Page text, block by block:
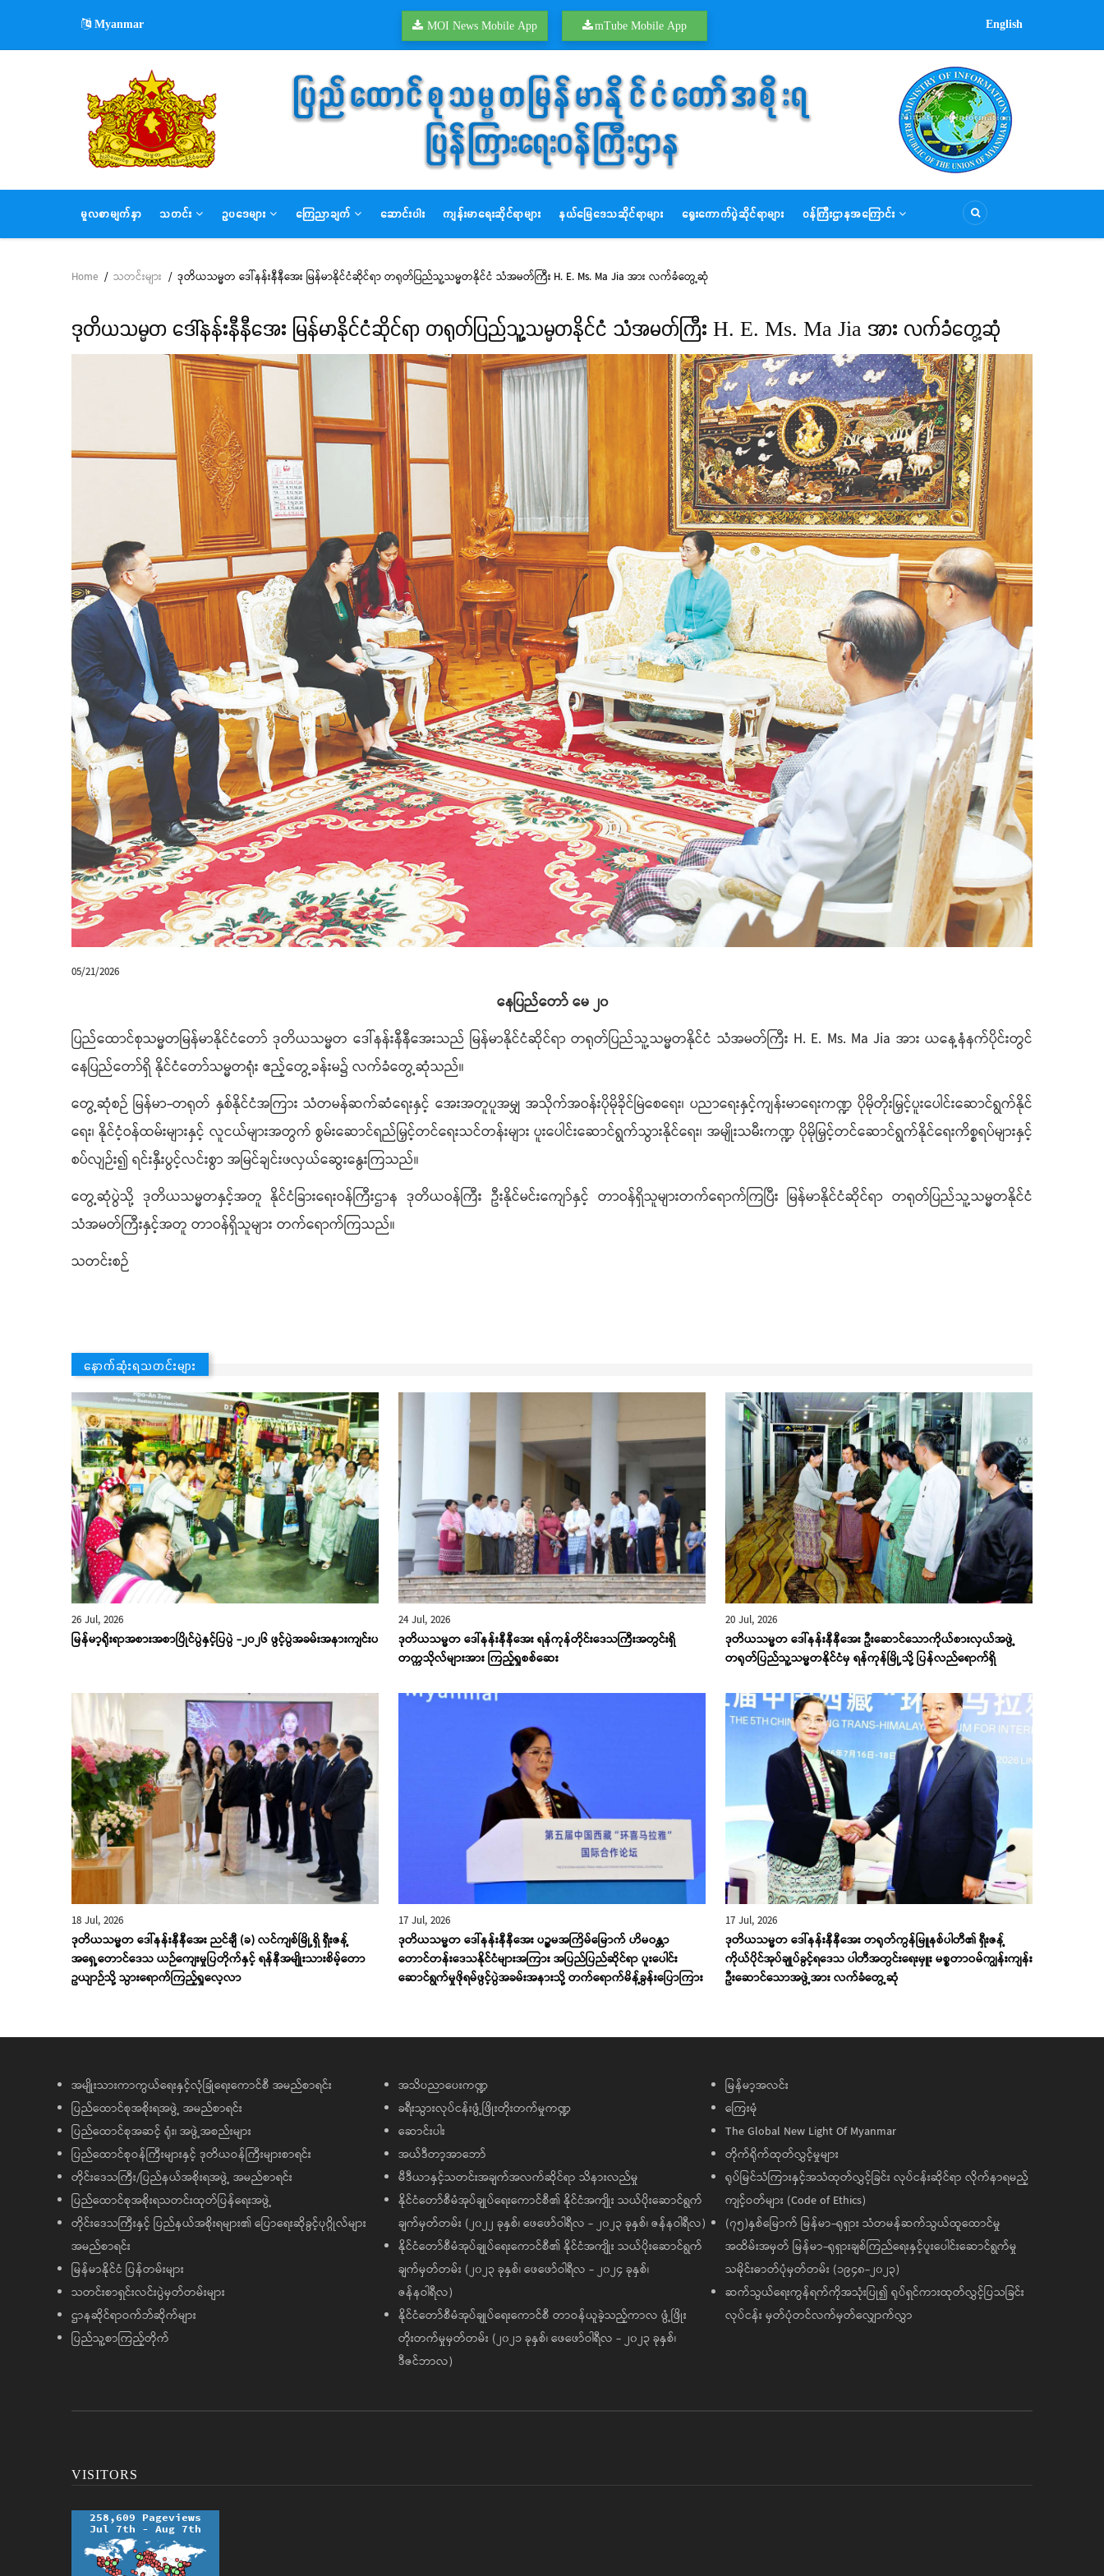
main
Myanmar MOI News Mobile App mTube Mobile App English
MAIN
NAVIGATION
မူလစာမျက်နှာ သတင်း ဥပဒေများ ကြေညာချက် ဆောင်းပါး ကျန်းမာရေးဆိုင်ရာများ နယ်မြေဒေသဆိုင်ရာများ ရွေးကောက်ပွဲဆိုင်ရာများ ဝန်ကြီးဌာနအကြောင်း
Breadcrumb
Home / သတင်းများ / ဒုတိယသမ္မတ ဒေါ်နန်းနီနီအေး မြန်မာနိုင်ငံဆိုင်ရာ တရုတ်ပြည်သူ့သမ္မတနိုင်ငံ သံအမတ်ကြီး H. E. Ms. Ma Jia အား လက်ခံတွေ့ဆုံ
ဒုတိယသမ္မတ ဒေါ်နန်းနီနီအေး မြန်မာနိုင်ငံဆိုင်ရာ တရုတ်ပြည်သူ့သမ္မတနိုင်ငံ သံအမတ်ကြီး H. E. Ms. Ma Jia အား လက်ခံတွေ့ဆုံ
05/21/2026
နေပြည်တော် မေ ၂၀
ပြည်ထောင်စုသမ္မတမြန်မာနိုင်ငံတော် ဒုတိယသမ္မတ ဒေါ်နန်းနီနီအေးသည် မြန်မာနိုင်ငံဆိုင်ရာ တရုတ်ပြည်သူ့သမ္မတနိုင်ငံ သံအမတ်ကြီး H. E. Ms. Ma Jia အား ယနေ့နံနက်ပိုင်းတွင်
နေပြည်တော်ရှိ နိုင်ငံတော်သမ္မတရုံး ဧည့်တွေ့ခန်းမ၌ လက်ခံတွေ့ဆုံသည်။
တွေ့ဆုံစဉ် မြန်မာ-တရုတ် နှစ်နိုင်ငံအကြား သံတမန်ဆက်ဆံရေးနှင့် အေးအတူပူအမျှ အသိုက်အဝန်းပိုမိုခိုင်မြဲစေရေး၊ ပညာရေးနှင့်ကျန်းမာရေးကဏ္ဍ ပိုမိုတိုးမြှင့်ပူးပေါင်းဆောင်ရွက်နိုင်
ရေး၊ နိုင်ငံ့ဝန်ထမ်းများနှင့် လူငယ်များအတွက် စွမ်းဆောင်ရည်မြှင့်တင်ရေးသင်တန်းများ ပူးပေါင်းဆောင်ရွက်သွားနိုင်ရေး၊ အမျိုးသမီးကဏ္ဍ ပိုမိုမြှင့်တင်ဆောင်ရွက်နိုင်ရေးကိစ္စရပ်များနှင့်
စပ်လျဉ်း၍ ရင်းနှီးပွင့်လင်းစွာ အမြင်ချင်းဖလှယ်ဆွေးနွေးကြသည်။
တွေ့ဆုံပွဲသို့ ဒုတိယသမ္မတနှင့်အတူ နိုင်ငံခြားရေးဝန်ကြီးဌာန ဒုတိယဝန်ကြီး ဦးနိုင်မင်းကျော်နှင့် တာဝန်ရှိသူများတက်ရောက်ကြပြီး မြန်မာနိုင်ငံဆိုင်ရာ တရုတ်ပြည်သူ့သမ္မတနိုင်ငံ
သံအမတ်ကြီးနှင့်အတူ တာဝန်ရှိသူများ တက်ရောက်ကြသည်။
သတင်းစဉ်
နောက်ဆုံးရသတင်းများ
26 Jul, 2026
မြန်မာ့ရိုးရာအစားအစာပြိုင်ပွဲနှင့်ပြပွဲ -၂၀၂၆ ဖွင့်ပွဲအခမ်းအနားကျင်းပ
24 Jul, 2026
ဒုတိယသမ္မတ ဒေါ်နန်းနီနီအေး ရန်ကုန်တိုင်းဒေသကြီးအတွင်းရှိ
တက္ကသိုလ်များအား ကြည့်ရှုစစ်ဆေး
20 Jul, 2026
ဒုတိယသမ္မတ ဒေါ်နန်းနီနီအေး ဦးဆောင်သောကိုယ်စားလှယ်အဖွဲ့
တရုတ်ပြည်သူ့သမ္မတနိုင်ငံမှ ရန်ကုန်မြို့သို့ ပြန်လည်ရောက်ရှိ
18 Jul, 2026
ဒုတိယသမ္မတ ဒေါ်နန်းနီနီအေး ညင်ချီ (ခ) လင်ကျစ်မြို့ရှိ ရှီးဇန့်
အရှေ့တောင်ဒေသ ယဉ်ကျေးမှုပြတိုက်နှင့် ရန်နီအမျိုးသားစိမ့်တော
ဥယျာဉ်သို့ သွားရောက်ကြည့်ရှုလေ့လာ
17 Jul, 2026
ဒုတိယသမ္မတ ဒေါ်နန်းနီနီအေး ပဉ္စမအကြိမ်မြောက် ဟိမဝန္တာ
တောင်တန်းဒေသနိုင်ငံများအကြား အပြည်ပြည်ဆိုင်ရာ ပူးပေါင်း
ဆောင်ရွက်မှုဖိုရမ်ဖွင့်ပွဲအခမ်းအနားသို့ တက်ရောက်မိန့်ခွန်းပြောကြား
17 Jul, 2026
ဒုတိယသမ္မတ ဒေါ်နန်းနီနီအေး တရုတ်ကွန်မြူနစ်ပါတီ၏ ရှီးဇန့်
ကိုယ်ပိုင်အုပ်ချုပ်ခွင့်ရဒေသ ပါတီအတွင်းရေးမှူး မစ္စတာဝမ်ကျွန်းကျန်း
ဦးဆောင်သောအဖွဲ့အား လက်ခံတွေ့ဆုံ
အမျိုးသားကာကွယ်ရေးနှင့်လုံခြုံရေးကောင်စီ အမည်စာရင်း
ပြည်ထောင်စုအစိုးရအဖွဲ့ အမည်စာရင်း
ပြည်ထောင်စုအဆင့် ရုံး၊ အဖွဲ့အစည်းများ
ပြည်ထောင်စုဝန်ကြီးများနှင့် ဒုတိယဝန်ကြီးများစာရင်း
တိုင်းဒေသကြီး/ပြည်နယ်အစိုးရအဖွဲ့ အမည်စာရင်း
ပြည်ထောင်စုအစိုးရသတင်းထုတ်ပြန်ရေးအဖွဲ့
တိုင်းဒေသကြီးနှင့် ပြည်နယ်အစိုးရများ၏ ပြောရေးဆိုခွင့်ပုဂ္ဂိုလ်များ
အမည်စာရင်း
မြန်မာနိုင်ငံ ပြန်တမ်းများ
သတင်းစာရှင်းလင်းပွဲမှတ်တမ်းများ
ဌာနဆိုင်ရာဝက်ဘ်ဆိုက်များ
ပြည်သူ့စာကြည့်တိုက်
အသိပညာပေးကဏ္ဍ
ခရီးသွားလုပ်ငန်းဖွံ့ဖြိုးတိုးတက်မှုကဏ္ဍ
ဆောင်းပါး
အယ်ဒီတာ့အာဘော်
မီဒီယာနှင့်သတင်းအချက်အလက်ဆိုင်ရာ သိနားလည်မှု
နိုင်ငံတော်စီမံအုပ်ချုပ်ရေးကောင်စီ၏ နိုင်ငံအကျိုး သယ်ပိုးဆောင်ရွက်
ချက်မှတ်တမ်း (၂၀၂၂ ခုနှစ်၊ ဖေဖော်ဝါရီလ - ၂၀၂၃ ခုနှစ်၊ ဇန်နဝါရီလ)
နိုင်ငံတော်စီမံအုပ်ချုပ်ရေးကောင်စီ၏ နိုင်ငံအကျိုး သယ်ပိုးဆောင်ရွက်
ချက်မှတ်တမ်း (၂၀၂၃ ခုနှစ်၊ ဖေဖော်ဝါရီလ - ၂၀၂၄ ခုနှစ်၊
ဇန်နဝါရီလ)
နိုင်ငံတော်စီမံအုပ်ချုပ်ရေးကောင်စီ တာဝန်ယူခဲ့သည့်ကာလ ဖွံ့ဖြိုး
တိုးတက်မှုမှတ်တမ်း (၂၀၂၁ ခုနှစ်၊ ဖေဖော်ဝါရီလ - ၂၀၂၃ ခုနှစ်၊
ဒီဇင်ဘာလ)
မြန်မာ့အလင်း
ကြေးမုံ
The Global New Light Of Myanmar
တိုက်ရိုက်ထုတ်လွှင့်မှုများ
ရုပ်မြင်သံကြားနှင့်အသံထုတ်လွှင့်ခြင်း လုပ်ငန်းဆိုင်ရာ လိုက်နာရမည့်
ကျင့်ဝတ်များ (Code of Ethics)
(၇၅)နှစ်မြောက် မြန်မာ-ရုရှား သံတမန်ဆက်သွယ်ထူထောင်မှု
အထိမ်းအမှတ် မြန်မာ-ရုရှားချစ်ကြည်ရေးနှင့်ပူးပေါင်းဆောင်ရွက်မှု
သမိုင်းဓာတ်ပုံမှတ်တမ်း (၁၉၄၈-၂၀၂၃)
ဆက်သွယ်ရေးကွန်ရက်ကိုအသုံးပြု၍ ရုပ်ရှင်ကားထုတ်လွှင့်ပြသခြင်း
လုပ်ငန်း မှတ်ပုံတင်လက်မှတ်လျှောက်လွှာ
VISITORS